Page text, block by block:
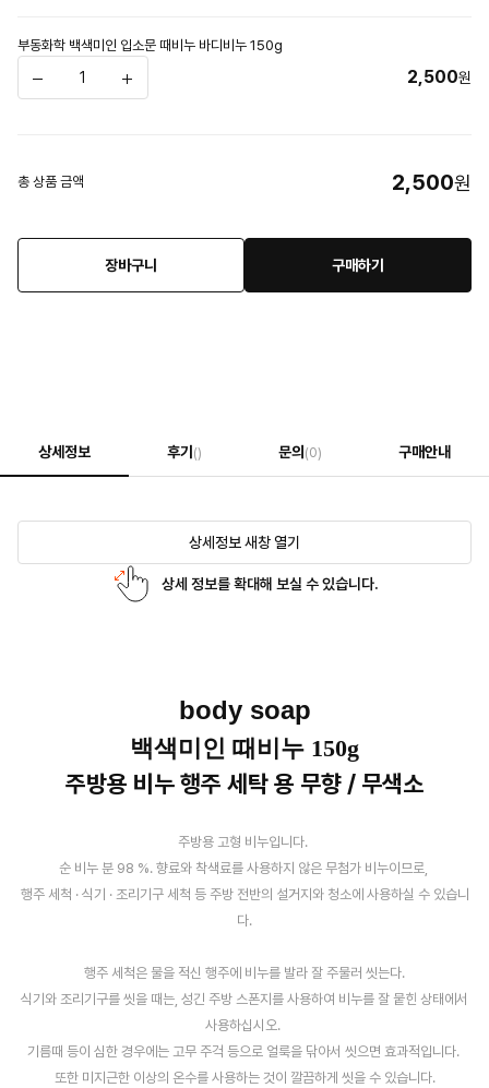
부동화학 백색미인 입소문 때비누 바디비누 150g
2,500원
총 상품 금액 2,500원
장바구니 구매하기
상세정보 후기 () 문의 (0) 구매안내
상세정보 새창 열기
상세 정보를 확대해 보실 수 있습니다.
body soap
백색미인 때비누 150g
주방용 비누 행주 세탁 용 무향 / 무색소
주방용 고형 비누입니다.
순 비누 분 98 %. 향료와 착색료를 사용하지 않은 무첨가 비누이므로,
행주 세척 · 식기 · 조리기구 세척 등 주방 전반의 설거지와 청소에 사용하실 수 있습니
다.
행주 세척은 물을 적신 행주에 비누를 발라 잘 주물러 씻는다.
식기와 조리기구를 씻을 때는, 성긴 주방 스폰지를 사용하여 비누를 잘 뭍힌 상태에서
사용하십시오.
기름때 등이 심한 경우에는 고무 주걱 등으로 얼룩을 닦아서 씻으면 효과적입니다.
또한 미지근한 이상의 온수를 사용하는 것이 깔끔하게 씻을 수 있습니다.